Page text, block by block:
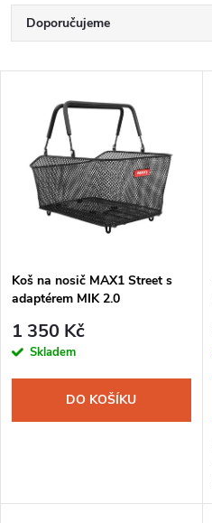
Ř
a
p
r
o
d
Doporučujeme
Nejprodávanější
Abecedně
p
s
p
r
u
Koš na nosič MAX1 Street s
adaptérem MIK 2.0
1 350 Kč
Skladem
DO KOŠÍKU